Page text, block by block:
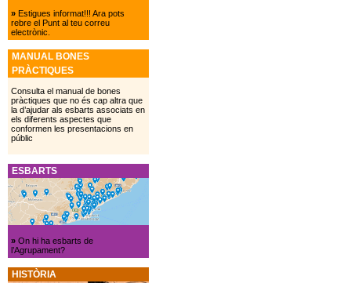
»Estigues informat!!! Ara pots
rebre el Punt al teu correu
electrònic.
MANUAL BONES
PRÀCTIQUES
Consulta el manual de bones
pràctiques que no és cap altra que
la d’ajudar als esbarts associats en
els diferents aspectes que
conformen les presentacions en
públic
ESBARTS
»On hi ha esbarts de
l’Agrupament?
HISTÒRIA